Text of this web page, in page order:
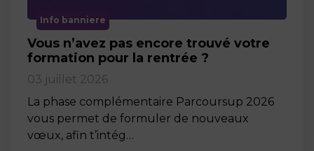
Info banniere
Vous n’avez pas encore trouvé votre
formation pour la rentrée ?
03 juillet 2026
La phase complémentaire Parcoursup 2026
vous permet de formuler de nouveaux
vœux, afin t’intég…